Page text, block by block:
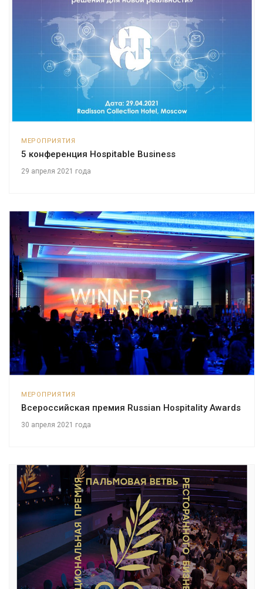
МЕРОПРИЯТИЯ
5 конференция Hospitable Business
29 апреля 2021 года
МЕРОПРИЯТИЯ
Всероссийская премия Russian Hospitality Awards
30 апреля 2021 года